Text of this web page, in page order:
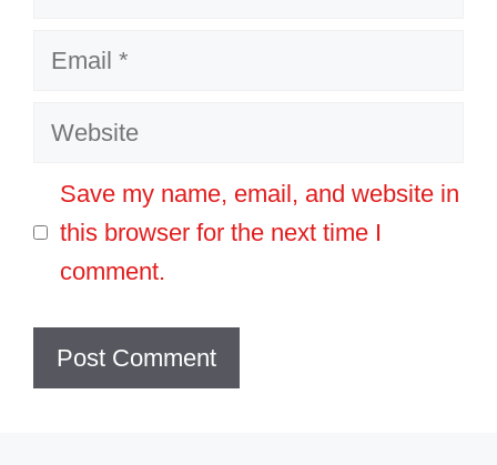
Email
Website
Save my name, email, and website in
this browser for the next time I
comment.